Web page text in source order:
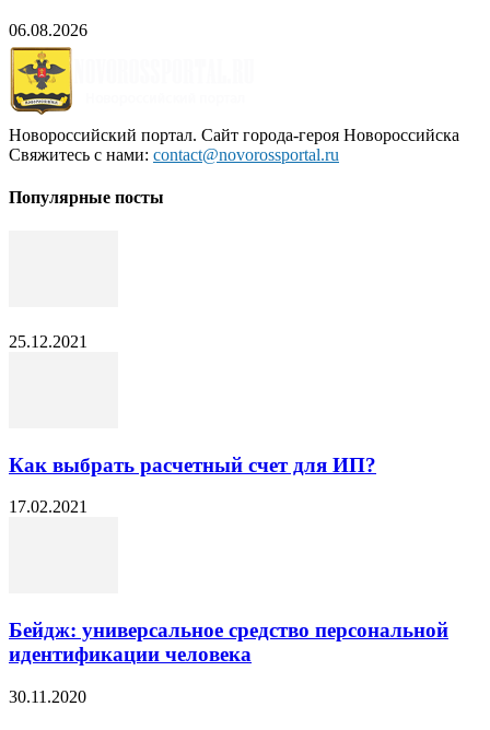
06.08.2026
Новороссийский портал. Сайт города-героя Новороссийска
Свяжитесь с нами: contact@novorossportal.ru
Популярные посты
25.12.2021
Как выбрать расчетный счет для ИП?
17.02.2021
Бейдж: универсальное средство персональной
идентификации человека
30.11.2020